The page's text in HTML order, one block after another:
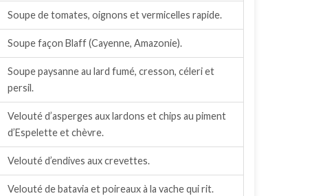
Soupe de tomates, oignons et vermicelles rapide.
Soupe façon Blaff (Cayenne, Amazonie).
Soupe paysanne au lard fumé, cresson, céleri et
persil.
Velouté d’asperges aux lardons et chips au piment
d’Espelette et chèvre.
Velouté d’endives aux crevettes.
Velouté de batavia et poireaux à la vache qui rit.